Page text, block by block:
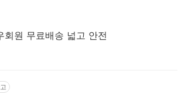
원 무료배송 넓고 안전